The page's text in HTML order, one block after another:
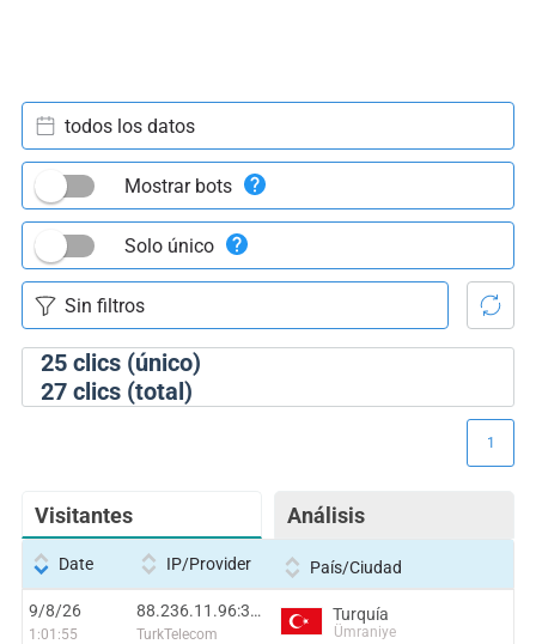
25clics (único)
27clics (total)
todos los datos
Mostrar bots
Solo único
Visitantes Análisis
1
Date IP/Provider País/Ciudad
9/8/26
1:01:55
88.236.11.96:34100
TurkTelecom
Turquía
Ümraniye